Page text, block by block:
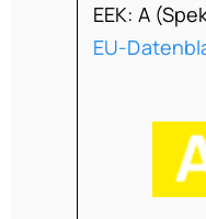
EEK: A
EU-